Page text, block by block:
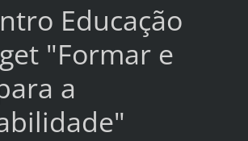
Educação
"Formar e
a